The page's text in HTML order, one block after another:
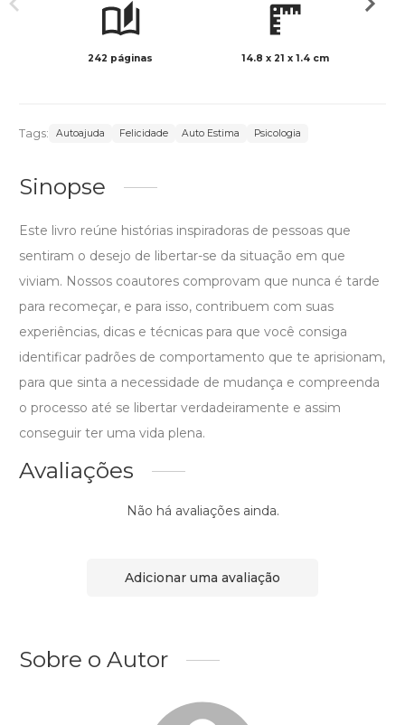
242 páginas 14.8 x 21 x 1.4 cm
Tags: Autoajuda Felicidade Auto Estima Psicologia
Sinopse
Este livro reúne histórias inspiradoras de pessoas que
sentiram o desejo de libertar-se da situação em que
viviam. Nossos coautores comprovam que nunca é tarde
para recomeçar, e para isso, contribuem com suas
experiências, dicas e técnicas para que você consiga
identificar padrões de comportamento que te aprisionam,
para que sinta a necessidade de mudança e compreenda
o processo até se libertar verdadeiramente e assim
conseguir ter uma vida plena.
Avaliações
Não há avaliações ainda.
Adicionar uma avaliação
Sobre o Autor